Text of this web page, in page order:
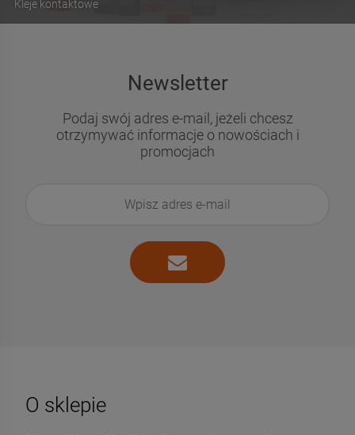
Kleje kontaktowe
Newsletter
Podaj swój adres e-mail, jeżeli chcesz
otrzymywać informacje o nowościach i
promocjach
O sklepie